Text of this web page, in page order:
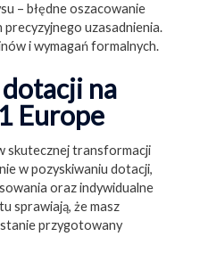
– błędne oszacowanie
uzasadnienia.
i wymagań formalnych.
na
Europe
skutecznej transformacji
w pozyskiwaniu dotacji,
oraz indywidualne
sprawiają, że masz
przygotowany